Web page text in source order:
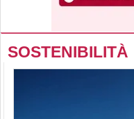
SOSTENIBILITÀ